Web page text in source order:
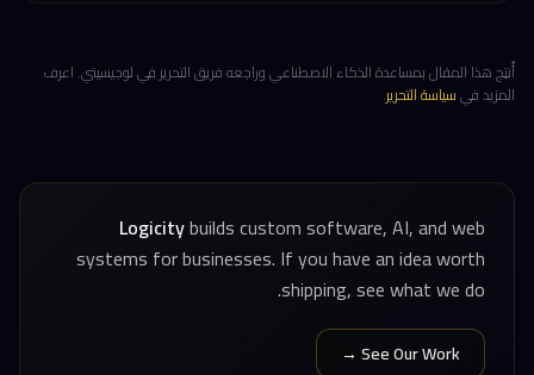
أُنتِج هذا المقال بمساعدة الذكاء الاصطناعي وراجعه فريق التحرير في لوجيسيتي. اعرف
المزيد فيسياسة التحرير.
Logicitybuilds custom software, AI, and web
systems for businesses. If you have an idea worth
shipping, see what we do.
See Our Work →